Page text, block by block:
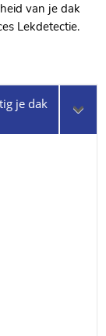
van je dak
Lekdetectie.​
je dak